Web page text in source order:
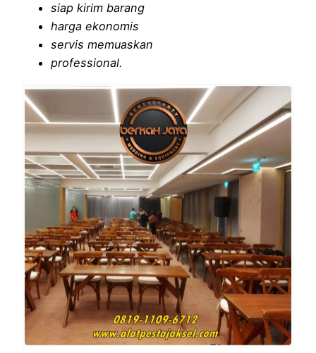
siap kirim barang
harga ekonomis
servis memuaskan
professional.